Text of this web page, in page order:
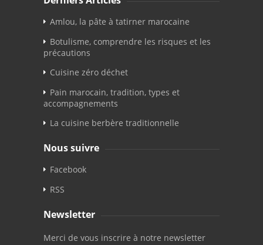
Amlou, la pâte à tatirner marocaine
Botulisme, comprendre les risques et les
précautions
Cuisine zéro déchet
Pain marocain, tradition, types et
accompagnements
La cuisine berbère traditionnelle
Nous suivre
Facebook
RSS
Newsletter
Merci de vous inscrire à notre newsletter